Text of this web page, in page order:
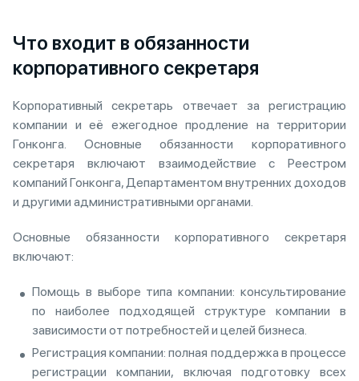
Что входит в обязанности
корпоративного секретаря
Корпоративный секретарь отвечает за регистрацию
компании и её ежегодное продление на территории
Гонконга. Основные обязанности корпоративного
секретаря включают взаимодействие с Реестром
компаний Гонконга, Департаментом внутренних доходов
и другими административными органами.
Основные обязанности корпоративного секретаря
включают:
Помощь в выборе типа компании: консультирование
по наиболее подходящей структуре компании в
зависимости от потребностей и целей бизнеса.
Регистрация компании: полная поддержка в процессе
регистрации компании, включая подготовку всех